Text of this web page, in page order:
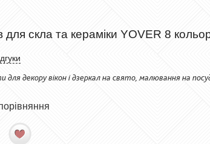
для скла та кераміки YOVER 8
декору вікон і дзеркал на свято, малювання на